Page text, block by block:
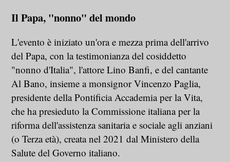
Il Papa, "nonno" del mondo
L'evento è iniziato un'ora e mezza prima dell'arrivo
del Papa, con la testimonianza del cosiddetto
"nonno d'Italia", l'attore Lino Banfi, e del cantante
Al Bano, insieme a monsignor Vincenzo Paglia,
presidente della Pontificia Accademia per la Vita,
che ha presieduto la Commissione italiana per la
riforma dell'assistenza sanitaria e sociale agli anziani
(o Terza età), creata nel 2021 dal Ministero della
Salute del Governo italiano.